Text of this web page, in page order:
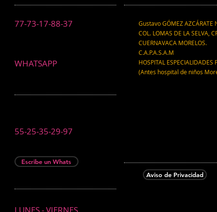
77-73-17-88-37
WHATSAPP
Gustavo GÓMEZ AZCÁRATE
COL. LOMAS DE LA SELVA,
CUERNAVACA MORELOS.
C.A.P.A.S.A.M
HOSPITAL ESPECIALIDADES
(Antes hospital de niños
55-25-35-29-97
Escribe un Whats
Aviso de Privacidad
LUNES - VIERNES